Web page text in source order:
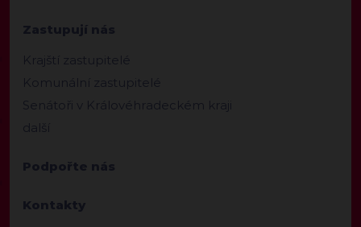
Zastupují nás
Krajští zastupitelé
Komunální zastupitelé
Senátoři v Královéhradeckém kraji
další
Podpořte nás
Kontakty